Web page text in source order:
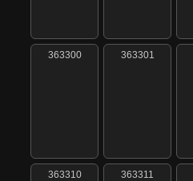
363300 363301
363310 363311